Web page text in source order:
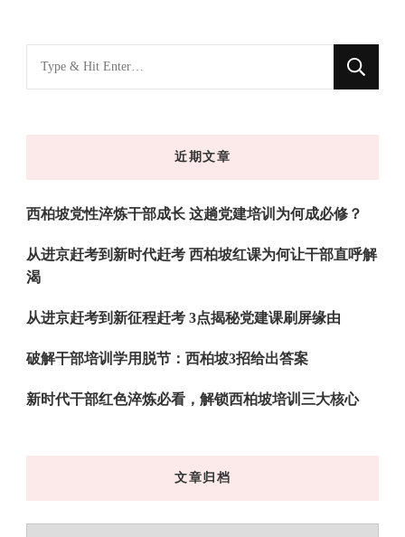
找
什
近期文章
西柏坡党性淬炼干部成长 这趟党建培训为何成必修？
从进京赶考到新时代赶考 西柏坡红课为何让干部直呼解
渴
从进京赶考到新征程赶考 3点揭秘党建课刷屏缘由
破解干部培训学用脱节：西柏坡3招给出答案
新时代干部红色淬炼必看，解锁西柏坡培训三大核心
文章归档